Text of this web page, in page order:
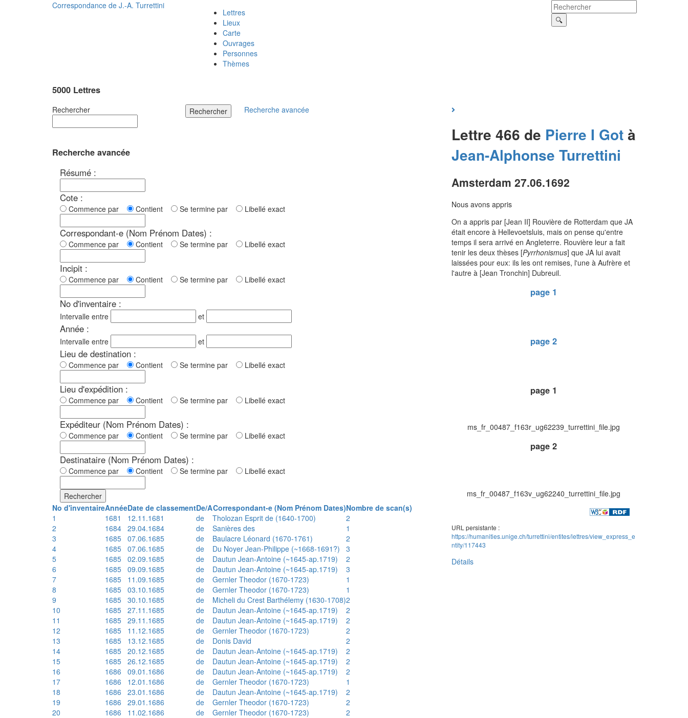
Correspondance de J.-A. Turrettini
Lettres
Lieux
Carte
Ouvrages
Personnes
Thèmes
5000 Lettres
Rechercher Rechercher Recherche avancée
Recherche avancée
Résumé :
Cote :
Commence par Contient Se termine par Libellé exact
Correspondant-e (Nom Prénom Dates) :
Commence par Contient Se termine par Libellé exact
Incipit :
Commence par Contient Se termine par Libellé exact
No d'inventaire :
Intervalle entre et
Année :
Intervalle entre et
Lieu de destination :
Commence par Contient Se termine par Libellé exact
Lieu d'expédition :
Commence par Contient Se termine par Libellé exact
Expéditeur (Nom Prénom Dates) :
Commence par Contient Se termine par Libellé exact
Destinataire (Nom Prénom Dates) :
Commence par Contient Se termine par Libellé exact
Rechercher
No d'inventaireAnnéeDate de classementDe/ACorrespondant-e (Nom Prénom Dates)Nombre de scan(s)
1
1681 12.11.1681 de Tholozan Esprit de (1640-1700)
2
2
1684 29.04.1684 de Sanières des
1
3
1685 07.06.1685 de Baulacre Léonard (1670-1761)
2
4
1685 07.06.1685 de Du Noyer Jean-Philippe (~1668-1691?)
3
5
1685 02.09.1685 de Dautun Jean-Antoine (~1645-ap.1719)
2
6
1685 09.09.1685 de Dautun Jean-Antoine (~1645-ap.1719)
3
7
1685 11.09.1685 de Gernler Theodor (1670-1723)
1
8
1685 03.10.1685 de Gernler Theodor (1670-1723)
1
9
1685 30.10.1685 de Micheli du Crest Barthélemy (1630-1708)2
10
1685 27.11.1685 de Dautun Jean-Antoine (~1645-ap.1719)
2
11
1685 29.11.1685 de Dautun Jean-Antoine (~1645-ap.1719)
2
12
1685 11.12.1685 de Gernler Theodor (1670-1723)
2
13
1685 13.12.1685 de Donis David
2
14
1685 20.12.1685 de Dautun Jean-Antoine (~1645-ap.1719)
2
15
1685 26.12.1685 de Dautun Jean-Antoine (~1645-ap.1719)
2
16
1686 09.01.1686 de Dautun Jean-Antoine (~1645-ap.1719)
2
17
1686 12.01.1686 de Gernler Theodor (1670-1723)
1
18
1686 23.01.1686 de Dautun Jean-Antoine (~1645-ap.1719)
2
19
1686 29.01.1686 de Gernler Theodor (1670-1723)
2
20
1686 11.02.1686 de Gernler Theodor (1670-1723)
2
Lettre 466 de Pierre I Gotà
Jean-Alphonse Turrettini
Amsterdam 27.06.1692
Nous avons appris
On a appris par [Jean II] Rouvière de Rotterdam que JA
était encore à Hellevoetsluis, mais on pense qu'entre
temps il sera arrivé en Angleterre. Rouvière leur a fait
tenir les deux thèses [Pyrrhonismus] que JA lui avait
laissées pour eux: ils les ont remises, l'une à Aufrère et
l'autre à [Jean Tronchin] Dubreuil.
page 1
page 2
page 1
ms_fr_00487_f163r_ug62239_turrettini_file.jpg
page 2
ms_fr_00487_f163v_ug62240_turrettini_file.jpg
URL persistante :
https://humanities.unige.ch/turrettini/entites/lettres/view_express_e
ntity/117443
Détails